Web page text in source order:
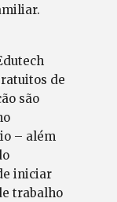
de
são
– além
iniciar
trabalho